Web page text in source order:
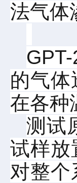
法气体
的气
在各种
测试
试样放
对整